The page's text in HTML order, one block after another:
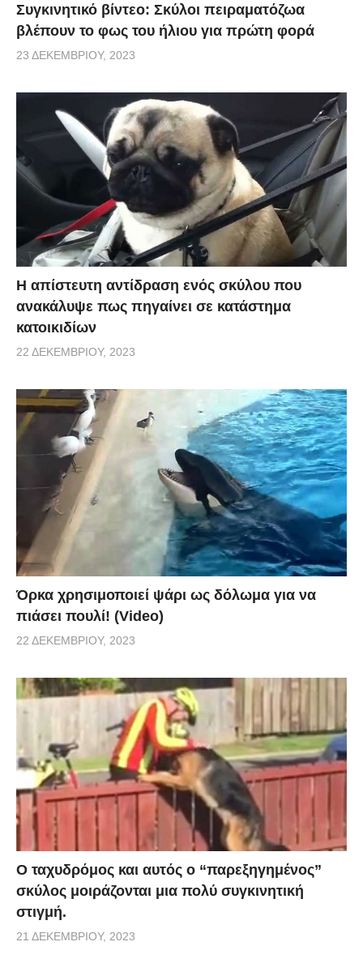
Συγκινητικό βίντεο: Σκύλοι πειραματόζωα
βλέπουν το φως του ήλιου για πρώτη φορά
23 ΔΕΚΕΜΒΡΊΟΥ, 2023
Η απίστευτη αντίδραση ενός σκύλου που
ανακάλυψε πως πηγαίνει σε κατάστημα
κατοικιδίων
22 ΔΕΚΕΜΒΡΊΟΥ, 2023
Όρκα χρησιμοποιεί ψάρι ως δόλωμα για να
πιάσει πουλί! (Video)
22 ΔΕΚΕΜΒΡΊΟΥ, 2023
Ο ταχυδρόμος και αυτός ο “παρεξηγημένος”
σκύλος μοιράζονται μια πολύ συγκινητική
στιγμή.
21 ΔΕΚΕΜΒΡΊΟΥ, 2023